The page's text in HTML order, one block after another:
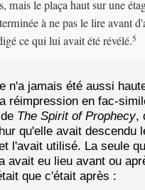
mais le plaça haut sur une
à ne pas le lire avant
ce qui lui avait été révélé.5
n'a jamais été aussi
réimpression en fac-
The Spirit of Prophecy,
qu'elle avait descendu
l'avait utilisé. La seule
avait eu lieu avant ou
que c'était après :